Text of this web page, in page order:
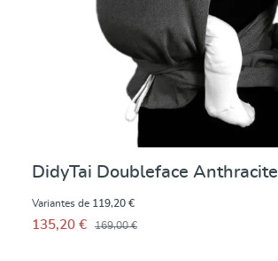
DidyTai Doubleface Anthracite
Variantes de 119,20 €
135,20 € 169,00 €